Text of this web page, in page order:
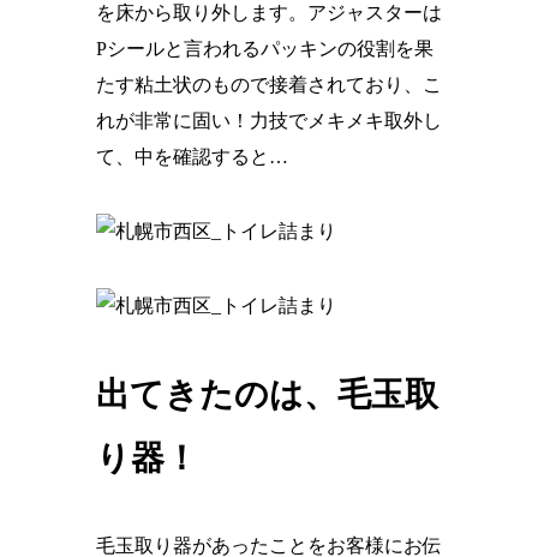
を床から取り外します。アジャスターは
Pシールと言われるパッキンの役割を果
たす粘土状のもので接着されており、こ
れが非常に固い！力技でメキメキ取外し
て、中を確認すると…
出てきたのは、毛玉取
り器！
毛玉取り器があったことをお客様にお伝